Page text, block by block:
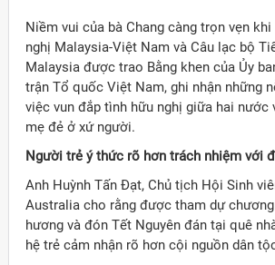
Niềm vui của bà Chang càng trọn vẹn
nghị Malaysia-Việt Nam và Câu lạc bộ
Malaysia được trao Bằng khen của Ủy
trận Tổ quốc Việt Nam, ghi nhận những
việc vun đắp tình hữu nghị giữa hai nước
mẹ đẻ ở xứ người.
Người trẻ ý thức rõ hơn trách nhiệm với
Anh Huỳnh Tấn Đạt, Chủ tịch Hội Sinh
Australia cho rằng được tham dự chương
hương và đón Tết Nguyên đán tại quê
hệ trẻ cảm nhận rõ hơn cội nguồn dân